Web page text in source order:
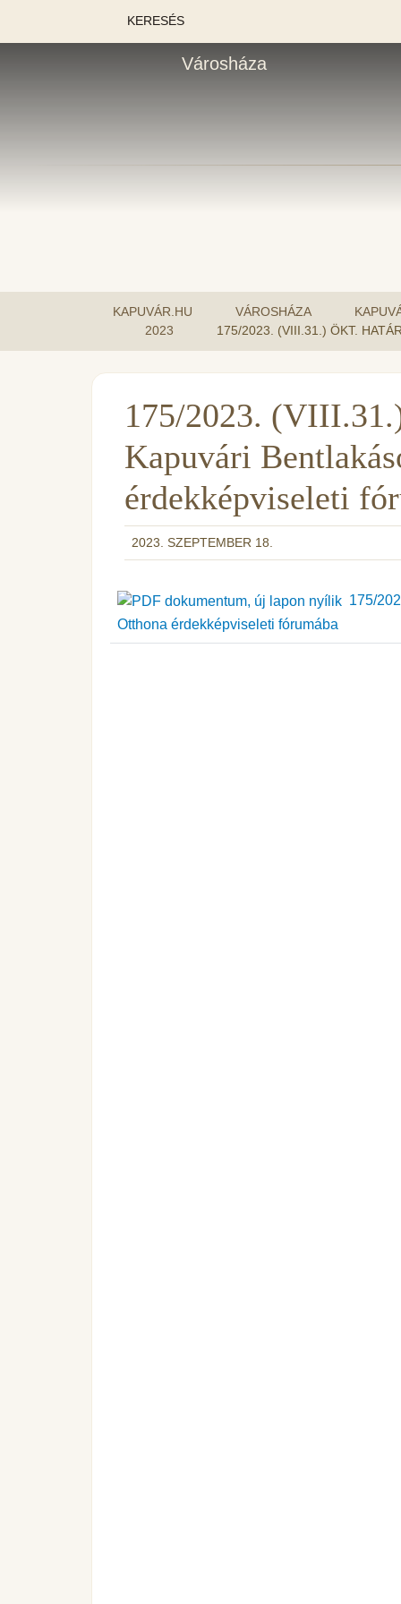
KERESÉS
Városháza
KAPUVÁR.HU VÁROSHÁZA
2023
175/2023. (VIII.31.) ÖKT.
175/2023.
Kapuvári
érdekképviseleti
2023. SZEPTEMBER 18.
175/
Otthona érdekképviseleti fórumába